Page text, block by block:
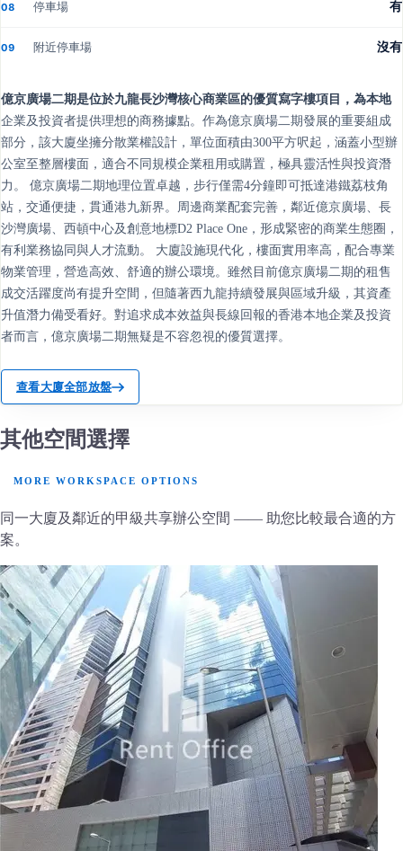
08 停車場 有
09 附近停車場 沒有
億京廣場二期是位於九龍長沙灣核心商業區的優質寫字樓項目，為本地
企業及投資者提供理想的商務據點。作為億京廣場二期發展的重要組成
部分，該大廈坐擁分散業權設計，單位面積由300平方呎起，涵蓋小型辦
公室至整層樓面，適合不同規模企業租用或購置，極具靈活性與投資潛
力。 億京廣場二期地理位置卓越，步行僅需4分鐘即可抵達港鐵荔枝角
站，交通便捷，貫通港九新界。周邊商業配套完善，鄰近億京廣場、長
沙灣廣場、西頓中心及創意地標D2 Place One，形成緊密的商業生態圈，
有利業務協同與人才流動。 大廈設施現代化，樓面實用率高，配合專業
物業管理，營造高效、舒適的辦公環境。雖然目前億京廣場二期的租售
成交活躍度尚有提升空間，但隨著西九龍持續發展與區域升級，其資產
升值潛力備受看好。對追求成本效益與長線回報的香港本地企業及投資
者而言，億京廣場二期無疑是不容忽視的優質選擇。
查看大廈全部放盤
其他空間選擇
MORE WORKSPACE OPTIONS
同一大廈及鄰近的甲級共享辦公空間 —— 助您比較最合適的方
案。